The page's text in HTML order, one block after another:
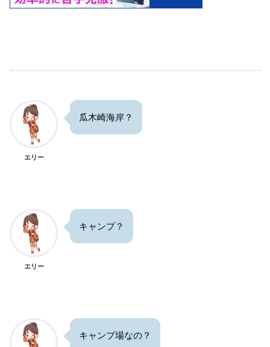
エリー
瓜木崎海岸？
エリー
キャンプ？
キャンプ場なの？